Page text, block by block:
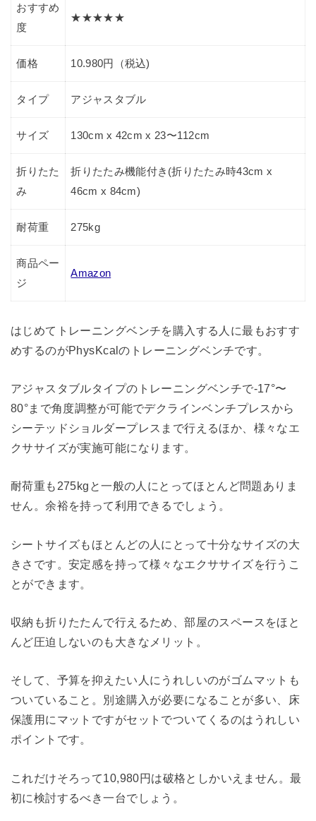
おすすめ
度
★★★★★
価格 10.980円（税込)
タイプ アジャスタブル
サイズ 130cm x 42cm x 23〜112cm
折りたた
み
折りたたみ機能付き(折りたたみ時43cm x
46cm x 84cm)
耐荷重 275kg
商品ペー
ジ
Amazon
はじめてトレーニングベンチを購入する人に最もおすす
めするのがPhysKcalのトレーニングベンチです。
アジャスタブルタイプのトレーニングベンチで-17°〜
80°まで角度調整が可能でデクラインベンチプレスから
シーテッドショルダープレスまで行えるほか、様々なエ
クササイズが実施可能になります。
耐荷重も275kgと一般の人にとってほとんど問題ありま
せん。余裕を持って利用できるでしょう。
シートサイズもほとんどの人にとって十分なサイズの大
きさです。安定感を持って様々なエクササイズを行うこ
とができます。
収納も折りたたんで行えるため、部屋のスペースをほと
んど圧迫しないのも大きなメリット。
そして、予算を抑えたい人にうれしいのがゴムマットも
ついていること。別途購入が必要になることが多い、床
保護用にマットですがセットでついてくるのはうれしい
ポイントです。
これだけそろって10,980円は破格としかいえません。最
初に検討するべき一台でしょう。